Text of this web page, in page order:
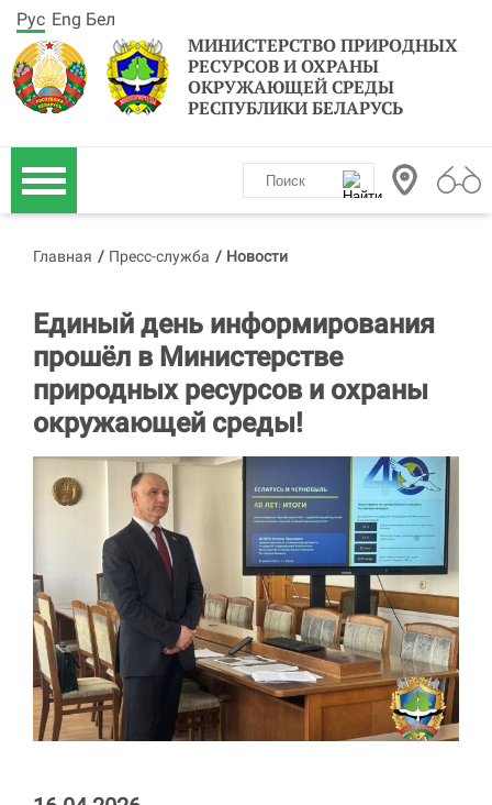
МИНИСТЕРСТВО ПРИРОДНЫХ
РЕСУРСОВ И ОХРАНЫ
ОКРУЖАЮЩЕЙ СРЕДЫ
РЕСПУБЛИКИ БЕЛАРУСЬ
Рус Eng Бел
Главная / Пресс-служба / Новости
Единый день информирования
прошёл в Министерстве
природных ресурсов и охраны
окружающей среды!